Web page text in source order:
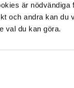
är nödvändiga
och andra kan du
val du kan göra.
och fritidshem
enligt